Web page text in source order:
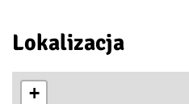
Lokalizacja
+